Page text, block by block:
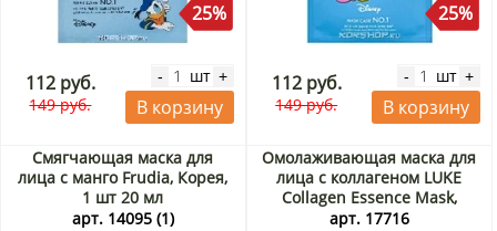
25%
112 руб.
149 руб.
- шт +
В корзину
25%
112 руб.
149 руб.
- шт +
В корзину
Смягчающая маска для
лица с манго Frudia, Корея,
1 шт 20 мл
арт. 14095 (1)
Омолаживающая маска для
лица с коллагеном LUKE
Collagen Essence Mask,
Корея, 21 г Акция
арт. 17716